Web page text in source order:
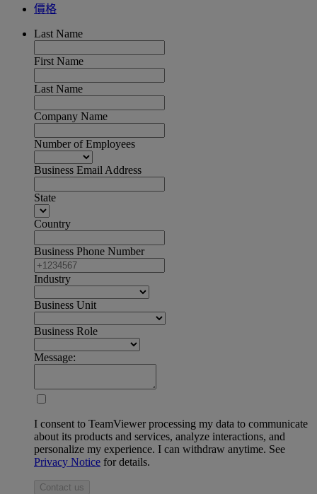
價格
Last Name
First Name
Last Name
Company Name
Number of Employees
Business Email Address
State
Country
Business Phone Number
Industry
Business Unit
Business Role
Message:
I consent to TeamViewer processing my data to communicate
about its products and services, analyze interactions, and
personalize my experience. I can withdraw anytime. See
Privacy Notice for details.
Contact us